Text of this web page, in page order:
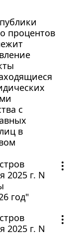
процентов
с
в
2025 г. N
год"
2025 г. N